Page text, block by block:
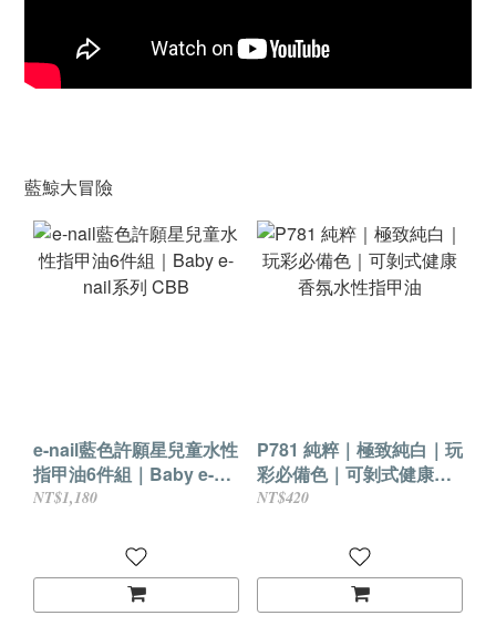
藍鯨大冒險
e-nail藍色許願星兒童水性
指甲油6件組｜Baby e-
nail系列 CBB
NT$1,180
P781 純粹｜極致純白｜玩
彩必備色｜可剝式健康香
氛水性指甲油
NT$420